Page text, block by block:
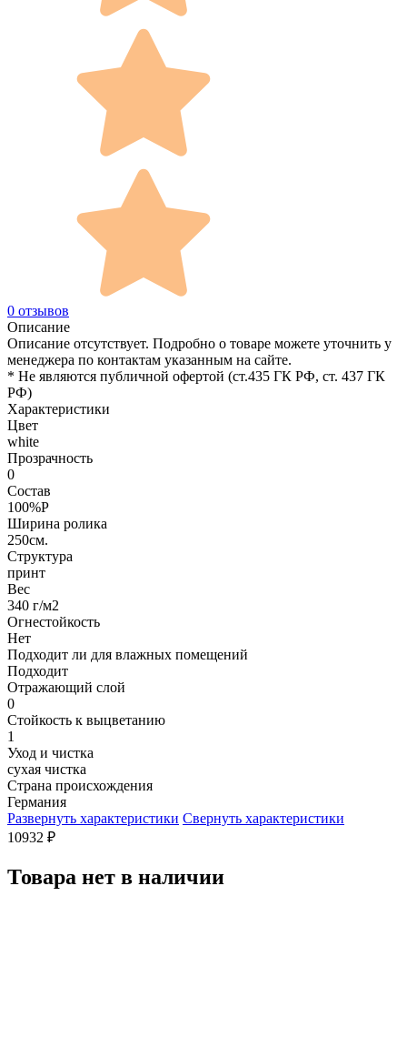
0 отзывов
Описание
Описание отсутствует. Подробно о товаре можете уточнить у
менеджера по контактам указанным на сайте.
* Не являются публичной офертой (ст.435 ГК РФ, cт. 437 ГК
РФ)
Характеристики
Цвет
white
Прозрачность
0
Состав
100%P
Ширина ролика
250см.
Структура
принт
Вес
340 г/м2
Огнестойкость
Нет
Подходит ли для влажных помещений
Подходит
Отражающий слой
0
Стойкость к выцветанию
1
Уход и чистка
сухая чистка
Страна происхождения
Германия
Развернуть характеристики Свернуть характеристики
10932 ₽
Товара нет в наличии